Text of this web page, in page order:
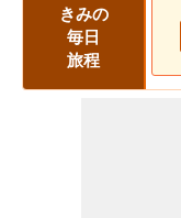
きみの
毎日
旅程